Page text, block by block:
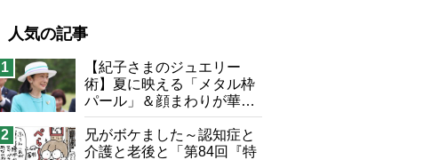
猫が母になつきません
息子の遠距離介護サバイバル術
兄がボケました
便利なサービス
予防法
人気の記事
1
【紀子さまのジュエリー
術】夏に映える「メタル枠
パール」＆顔まわりが華や
ぐ「揺れる一粒」の使い分
け方
2
兄がボケました～認知症と
介護と老後と「第84回『特